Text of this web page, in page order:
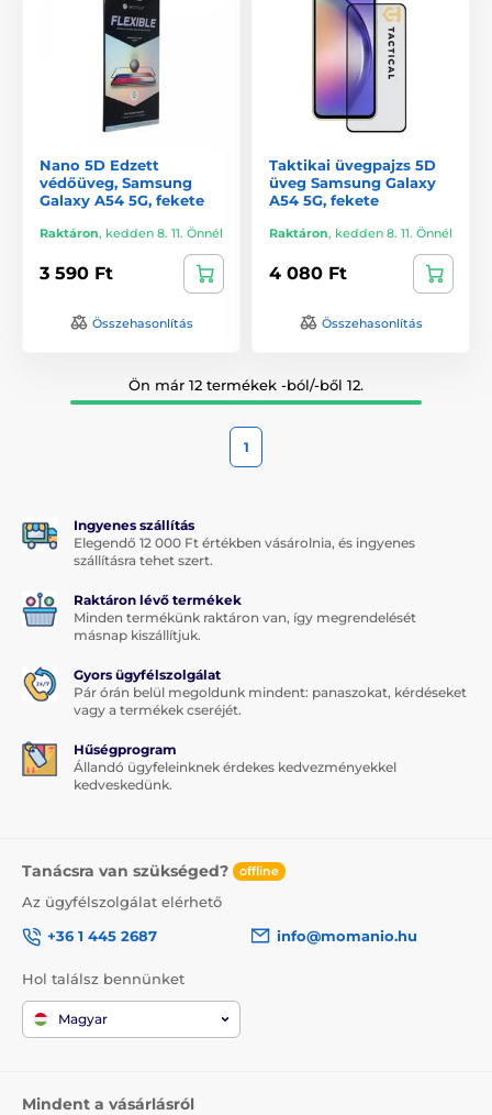
Nano 5D Edzett
védőüveg, Samsung
Galaxy A54 5G, fekete
Raktáron, kedden 8. 11. Önnél
3 590 Ft
Összehasonlítás
Taktikai üvegpajzs 5D
üveg Samsung Galaxy
A54 5G, fekete
Raktáron, kedden 8. 11. Önnél
4 080 Ft
Összehasonlítás
Ön már 12 termékek -ból/-ből 12.
1
Ingyenes szállítás
Elegendő 12 000 Ft értékben vásárolnia, és ingyenes
szállításra tehet szert.
Raktáron lévő termékek
Minden termékünk raktáron van, így megrendelését
másnap kiszállítjuk.
Gyors ügyfélszolgálat
Pár órán belül megoldunk mindent: panaszokat, kérdéseket
vagy a termékek cseréjét.
Hűségprogram
Állandó ügyfeleinknek érdekes kedvezményekkel
kedveskedünk.
Tanácsra van szükséged? offline
Az ügyfélszolgálat elérhető
+36 1 445 2687
info@momanio.hu
Hol találsz bennünket
Magyar
Mindent a vásárlásról